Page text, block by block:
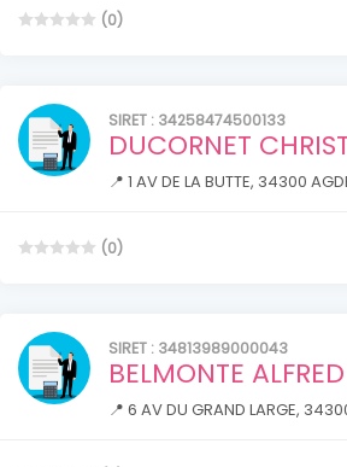
(0)
SIRET : 34258474500133
DUCORNET
📍 1 AV DE LA BUTTE, 34300
(0)
SIRET : 34813989000043
BELMONTE ALFRED
📍 6 AV DU GRAND LARGE,